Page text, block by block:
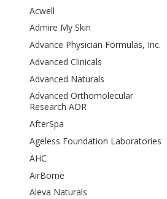
Acwell
Admire My Skin
Advance Physician Formulas, Inc.
Advanced Clinicals
Advanced Naturals
Advanced Orthomolecular
Research AOR
AfterSpa
Ageless Foundation Laboratories
AHC
AirBorne
Aleva Naturals